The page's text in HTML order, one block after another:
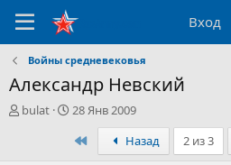
Вход
Войны средневековья
Александр Невский
А
bulat
Д
т
28 Янв 2009
ПервыйНазад 2 из 3